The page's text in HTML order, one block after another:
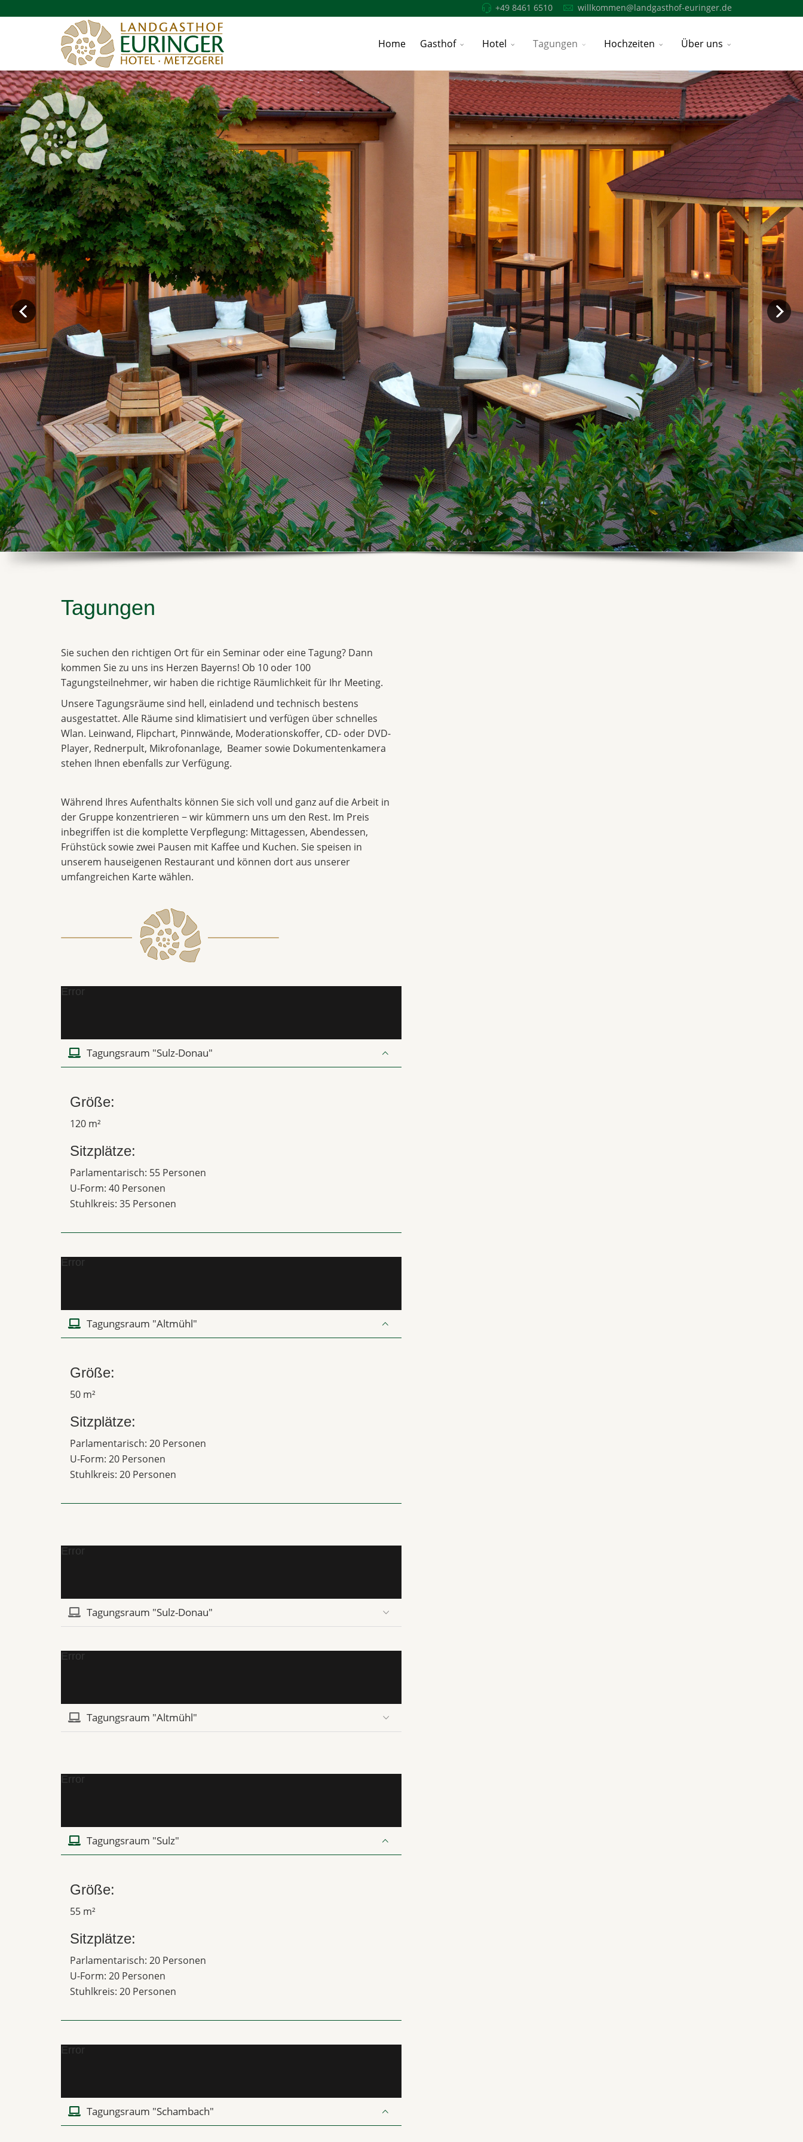
+49 8461 6510 willkommen@landgasthof-euringer.de
Home Gasthof Hotel Tagungen Hochzeiten Über uns
Tagungen
Sie suchen den richtigen Ort für ein Seminar oder eine Tagung? Dann
kommen Sie zu uns ins Herzen Bayerns! Ob 10 oder 100
Tagungsteilnehmer, wir haben die richtige Räumlichkeit für Ihr Meeting.
Unsere Tagungsräume sind hell, einladend und technisch bestens
ausgestattet. Alle Räume sind klimatisiert und verfügen über schnelles
Wlan. Leinwand, Flipchart, Pinnwände, Moderationskoffer, CD- oder DVD-
Player, Rednerpult, Mikrofonanlage, Beamer sowie Dokumentenkamera
stehen Ihnen ebenfalls zur Verfügung.
Während Ihres Aufenthalts können Sie sich voll und ganz auf die Arbeit in
der Gruppe konzentrieren − wir kümmern uns um den Rest. Im Preis
inbegriffen ist die komplette Verpflegung: Mittagessen, Abendessen,
Frühstück sowie zwei Pausen mit Kaffee und Kuchen. Sie speisen in
unserem hauseigenen Restaurant und können dort aus unserer
umfangreichen Karte wählen.
Error
Tagungsraum "Sulz-Donau"
Größe:
120 m²
Sitzplätze:
Parlamentarisch: 55 Personen
U-Form: 40 Personen
Stuhlkreis: 35 Personen
Error
Tagungsraum "Altmühl"
Größe:
50 m²
Sitzplätze:
Parlamentarisch: 20 Personen
U-Form: 20 Personen
Stuhlkreis: 20 Personen
Error
Tagungsraum "Sulz-Donau"
Error
Tagungsraum "Altmühl"
Error
Tagungsraum "Sulz"
Größe:
55 m²
Sitzplätze:
Parlamentarisch: 20 Personen
U-Form: 20 Personen
Stuhlkreis: 20 Personen
Error
Tagungsraum "Schambach"